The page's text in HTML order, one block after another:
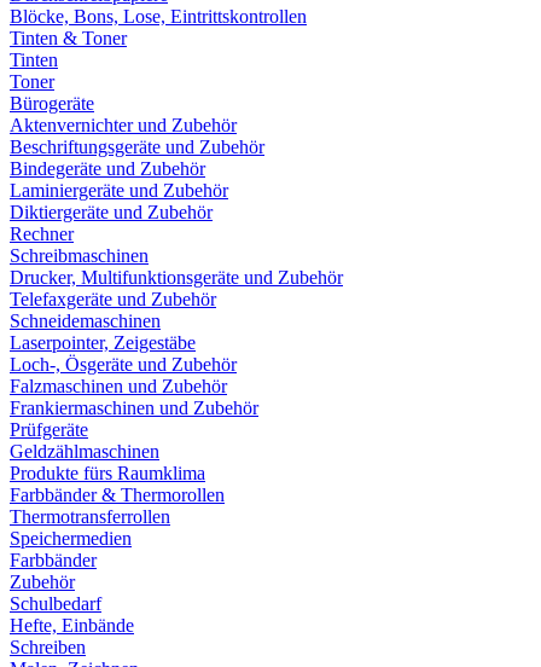
Blöcke, Bons, Lose, Eintrittskontrollen
Tinten & Toner
Tinten
Toner
Bürogeräte
Aktenvernichter und Zubehör
Beschriftungsgeräte und Zubehör
Bindegeräte und Zubehör
Laminiergeräte und Zubehör
Diktiergeräte und Zubehör
Rechner
Schreibmaschinen
Drucker, Multifunktionsgeräte und Zubehör
Telefaxgeräte und Zubehör
Schneidemaschinen
Laserpointer, Zeigestäbe
Loch-, Ösgeräte und Zubehör
Falzmaschinen und Zubehör
Frankiermaschinen und Zubehör
Prüfgeräte
Geldzählmaschinen
Produkte fürs Raumklima
Farbbänder & Thermorollen
Thermotransferrollen
Speichermedien
Farbbänder
Zubehör
Schulbedarf
Hefte, Einbände
Schreiben